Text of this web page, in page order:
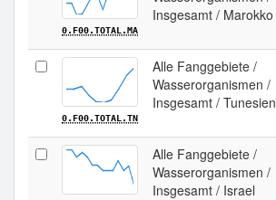
0.F00.TOTAL.MA
Insgesamt / Marokko
0.F00.TOTAL.TN
Alle Fanggebiete /
Wasserorganismen /
Insgesamt / Tunesien
Alle Fanggebiete /
Wasserorganismen /
Insgesamt / Israel